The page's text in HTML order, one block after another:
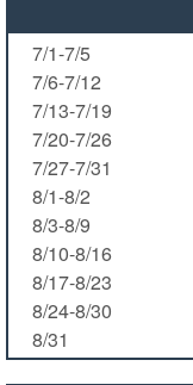
7/1-7/5
7/6-7/12
7/13-7/19
7/20-7/26
7/27-7/31
8/1-8/2
8/3-8/9
8/10-8/16
8/17-8/23
8/24-8/30
8/31